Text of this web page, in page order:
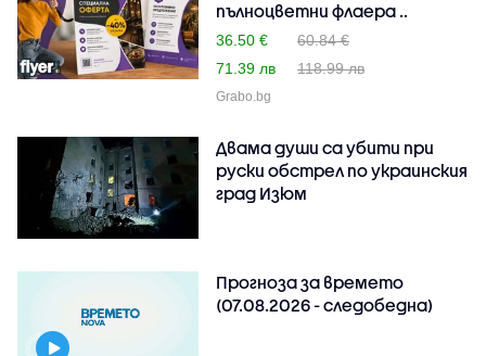
пълноцветни флаера ..
36.50 €
60.84 €
71.39 лв
118.99 лв
Grabo.bg
Двама души са убити при
руски обстрeл по украинския
град Изюм
Прогноза за времето
(07.08.2026 - следобедна)